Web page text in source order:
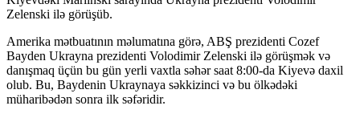
Zelenski ilə görüşüb.
Amerika mətbuatının məlumatına görə, ABŞ prezidenti Cozef
Bayden Ukrayna prezidenti Volodimir Zelenski ilə görüşmək və
danışmaq üçün bu gün yerli vaxtla səhər saat 8:00-da Kiyevə daxil
olub. Bu, Baydenin Ukraynaya səkkizinci və bu ölkədəki
müharibədən sonra ilk səfəridir.